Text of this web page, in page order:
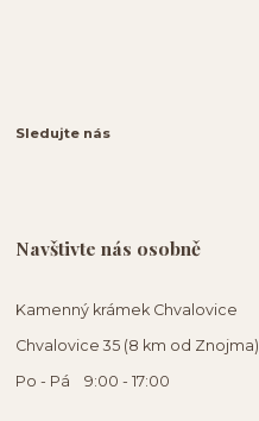
Sledujte nás
Navštivte nás osobně
Kamenný krámek Chvalovice
Chvalovice 35 (8 km od Znojma)
Po - Pá 9:00 - 17:00